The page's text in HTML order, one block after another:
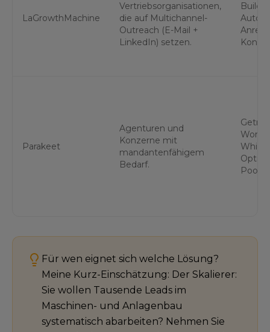
LaGrowthMachine
Vertriebsorganisationen,
die auf Multichannel-
Outreach (E-Mail +
LinkedIn) setzen.
Parakeet
Agenturen und
Konzerne mit
mandantenfähigem
Bedarf.
Pools.
Für wen eignet sich welche Lösung?
Meine Kurz-Einschätzung: Der Skalierer:
Sie wollen Tausende Leads im
Maschinen- und Anlagenbau
systematisch abarbeiten? Nehmen Sie